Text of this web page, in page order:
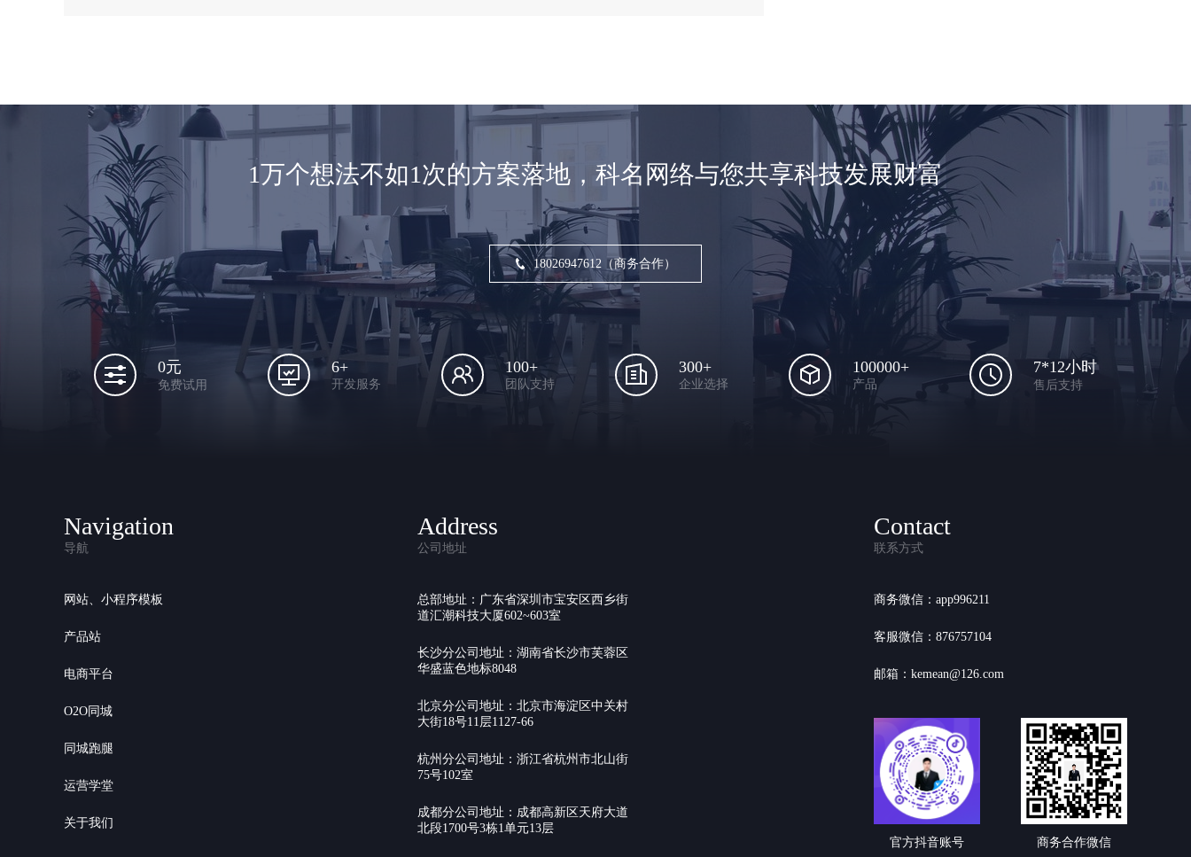
1万个想法不如1次的方案落地，科名网络与您共享科技发展财富
18026947612（商务合作）
0元
免费试用
6+
开发服务
100+
团队支持
300+
企业选择
100000+
产品
7*12小时
售后支持
Navigation
导航
网站、小程序模板
产品站
电商平台
O2O同城
同城跑腿
运营学堂
关于我们
Address
公司地址
总部地址：广东省深圳市宝安区西乡街
道汇潮科技大厦602~603室
长沙分公司地址：湖南省长沙市芙蓉区
华盛蓝色地标8048
北京分公司地址：北京市海淀区中关村
大街18号11层1127-66
杭州分公司地址：浙江省杭州市北山街
75号102室
成都分公司地址：成都高新区天府大道
北段1700号3栋1单元13层
Contact
联系方式
商务微信：app996211
客服微信：876757104
邮箱：kemean@126.com
官方抖音账号 商务合作微信